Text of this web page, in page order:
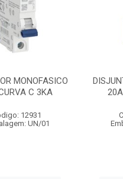
DISJUNTOR MONOFASICO
20A CURVA C 3KA
Embalagem: UN/01